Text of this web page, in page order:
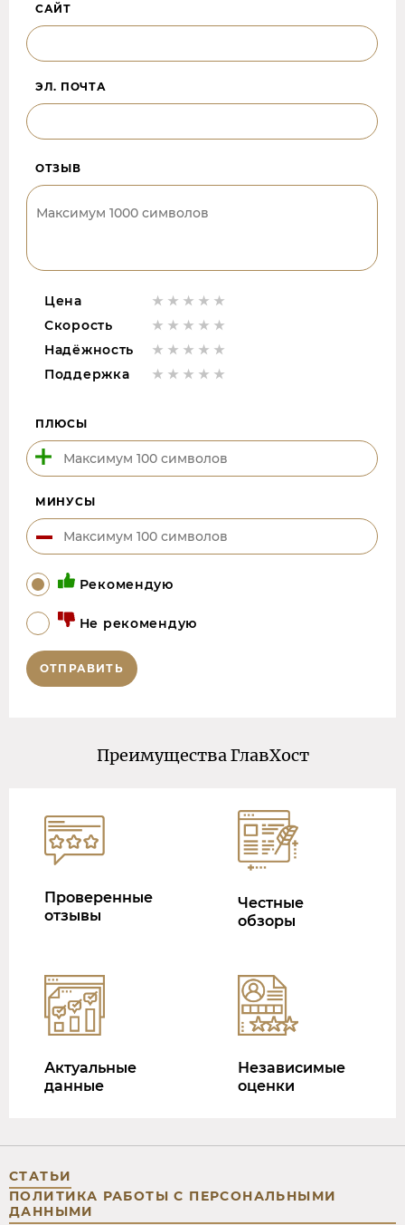
САЙТ
ЭЛ. ПОЧТА
ОТЗЫВ
Цена
Скорость
Надёжность
Поддержка
ПЛЮСЫ
МИНУСЫ
Рекомендую
Не рекомендую
ОТПРАВИТЬ
Преимущества ГлавХост
Проверенные
отзывы
Честные
обзоры
Актуальные
данные
Независимые
оценки
СТАТЬИ
ПОЛИТИКА РАБОТЫ С ПЕРСОНАЛЬНЫМИ
ДАННЫМИ